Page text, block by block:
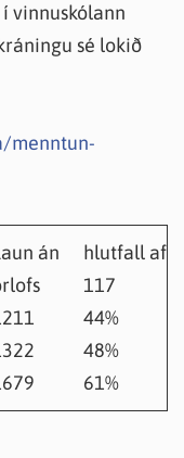
vinnuskólann
sé lokið
menntun-
án
hlutfall af
117
44%
48%
61%